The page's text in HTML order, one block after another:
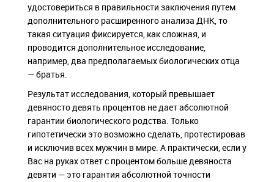
удостовериться в правильности заключения путем
дополнительного расширенного анализа ДНК, то
такая ситуация фиксируется, как сложная, и
проводится дополнительное исследование,
например, два предполагаемых биологических отца
— братья.
Результат исследования, который превышает
девяносто девять процентов не дает абсолютной
гарантии биологического родства. Только
гипотетически это возможно сделать, протестировав
и исключив всех мужчин в мире. А практически, если у
Вас на руках ответ с процентом больше девяноста
девяти — это гарантия абсолютной точности